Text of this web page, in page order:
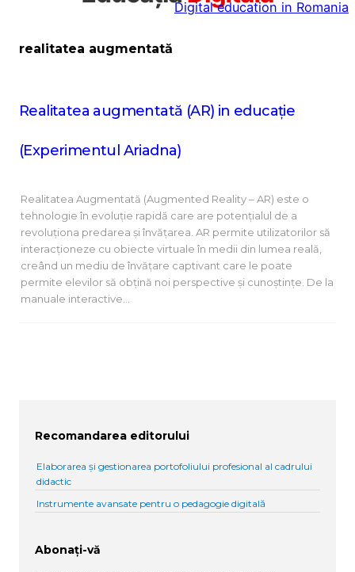
Digital education in Romania
realitatea augmentată
Realitatea augmentată (AR) in educație
(Experimentul Ariadna)
Realitatea Augmentată (Augmented Reality – AR) este o
tehnologie în evoluție rapidă care are potențialul de a
revoluționa predarea și învățarea. AR permite utilizatorilor să
interacționeze cu obiecte virtuale în medii din lumea reală,
creând un mediu de învățare captivant care le poate
permite elevilor să obțină noi perspective și cunoștințe. De la
manuale interactive…
Recomandarea editorului
Elaborarea și gestionarea portofoliului profesional al cadrului
didactic
Instrumente avansate pentru o pedagogie digitală
Abonați-vă